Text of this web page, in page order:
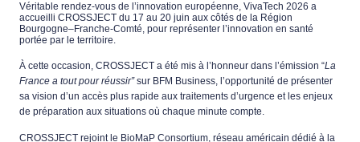
Véritable rendez-vous de l’innovation européenne, VivaTech 2026 a
accueilli CROSSJECT du 17 au 20 juin aux côtés de la Région
Bourgogne–Franche-Comté, pour représenter l’innovation en santé
portée par le territoire.
À cette occasion, CROSSJECT a été mis à l’honneur dans l’émission “La
France a tout pour réussir” sur BFM Business, l’opportunité de présenter
sa vision d’un accès plus rapide aux traitements d’urgence et les enjeux
de préparation aux situations où chaque minute compte.
CROSSJECT rejoint le BioMaP Consortium, réseau américain dédié à la